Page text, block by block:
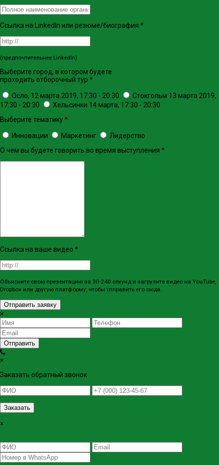
Ссылка на LinkedIn или резюме/биография *
(предпочтительнее LinkedIn)
Выберите город, в котором будете
проходить отборочный тур *
Осло, 12 марта 2019, 17:30 - 20:30
Стокгольм 13 марта 2019,
17:30 - 20:30
Хельсинки 14 марта, 17:30 - 20:30
Выберите тематику*
Инновации Маркетинг
Лидерство
О чем вы будете говорить во время выступления *
Ссылка на ваше видео *
Объясните свою презентацию за 30-240 секунд и загрузите видео на YouTube,
Dropbox или другую платформу, чтобы отправить его сюда.
Отправить заявку
×
Отправить
×
Заказать обратный звонок
Заказать
×